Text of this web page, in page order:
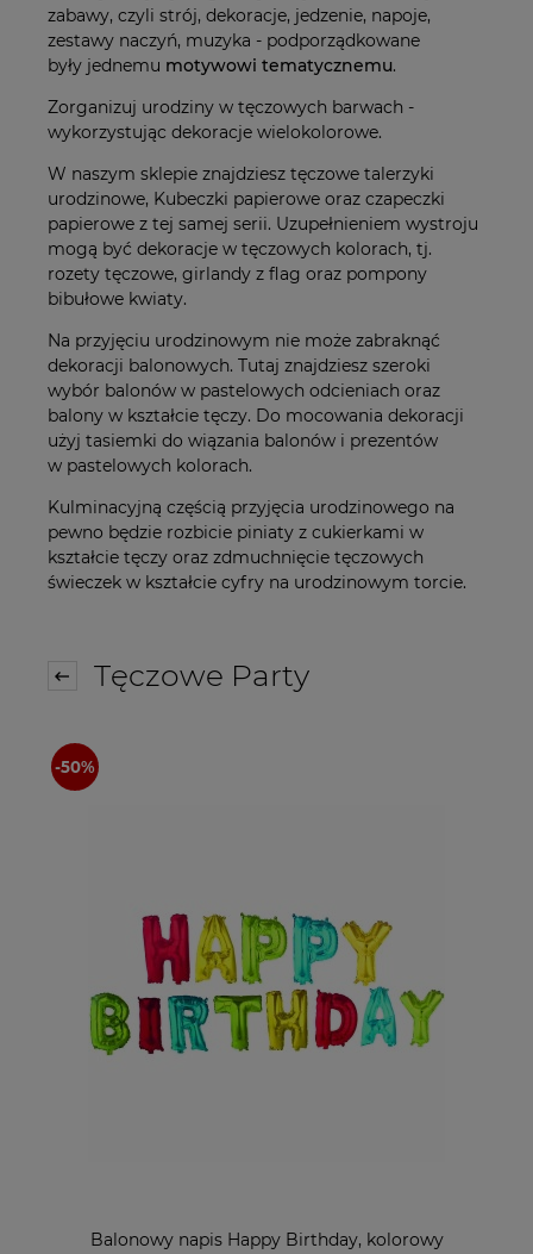
zabawy, czyli strój, dekoracje, jedzenie, napoje,
zestawy naczyń, muzyka - podporządkowane
były jednemu motywowi tematycznemu.
Zorganizuj urodziny w tęczowych barwach -
wykorzystując dekoracje wielokolorowe.
W naszym sklepie znajdziesz tęczowe talerzyki
urodzinowe, Kubeczki papierowe oraz czapeczki
papierowe z tej samej serii. Uzupełnieniem wystroju
mogą być dekoracje w tęczowych kolorach, tj.
rozety tęczowe, girlandy z flag oraz pompony
bibułowe kwiaty.
Na przyjęciu urodzinowym nie może zabraknąć
dekoracji balonowych. Tutaj znajdziesz szeroki
wybór balonów w pastelowych odcieniach oraz
balony w kształcie tęczy. Do mocowania dekoracji
użyj tasiemki do wiązania balonów i prezentów
w pastelowych kolorach.
Kulminacyjną częścią przyjęcia urodzinowego na
pewno będzie rozbicie piniaty z cukierkami w
kształcie tęczy oraz zdmuchnięcie tęczowych
świeczek w kształcie cyfry na urodzinowym torcie.
Tęczowe Party
Balonowy napis Happy Birthday, kolorowy